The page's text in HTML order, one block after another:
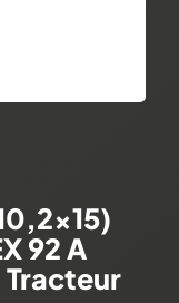
92 A
Tracteur